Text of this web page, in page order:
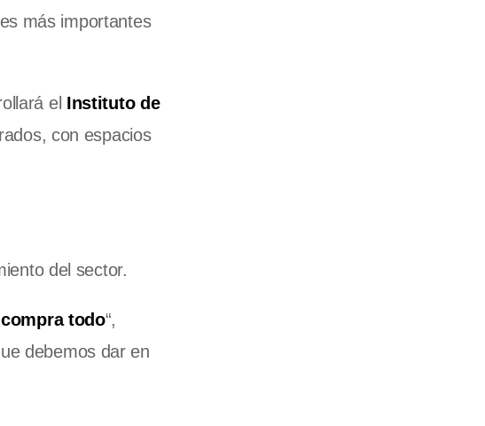
más importantes
el Instituto de
con espacios
del sector.
todo“,
debemos dar en